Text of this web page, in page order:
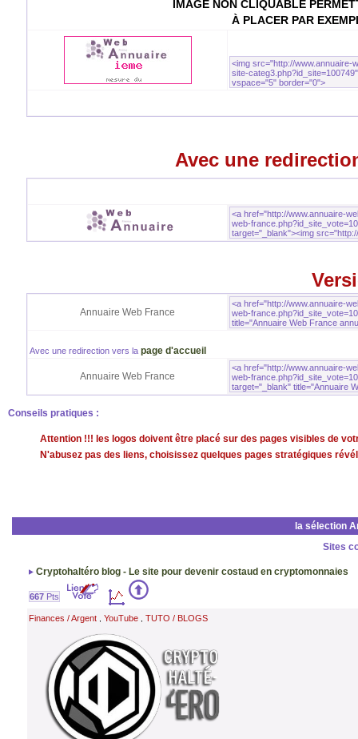
IMAGE NON CLIQUABLE
À PLACER PAR
Avec une
Annuaire Web France
Avec une redirection vers la page d'accueil
Annuaire Web France
Conseils pratiques :
Attention !!! les logos doivent être placé sur des pages visibles de
N'abusez pas des liens, choisissez quelques pages stratégiques
la sélection
Sites
Cryptohaltéro blog - Le site pour devenir costaud en cryptomonnaies
667Pts
Finances / Argent, YouTube, TUTO / BLOGS